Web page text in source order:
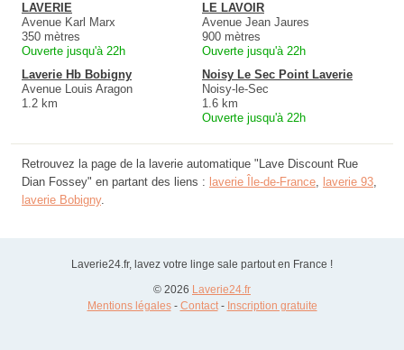
LAVERIE
Avenue Karl Marx
350 mètres
Ouverte jusqu'à 22h
LE LAVOIR
Avenue Jean Jaures
900 mètres
Ouverte jusqu'à 22h
Laverie Hb Bobigny
Avenue Louis Aragon
1.2 km
Noisy Le Sec Point Laverie
Noisy-le-Sec
1.6 km
Ouverte jusqu'à 22h
Retrouvez la page de la laverie automatique "Lave Discount Rue
Dian Fossey" en partant des liens : laverie Île-de-France, laverie 93,
laverie Bobigny.
Laverie24.fr, lavez votre linge sale partout en France !
© 2026 Laverie24.fr
Mentions légales- Contact- Inscription gratuite